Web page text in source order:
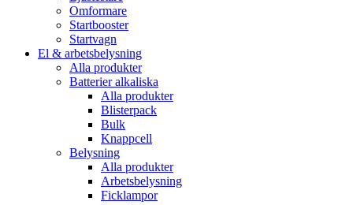
Omformare
Startbooster
Startvagn
El & arbetsbelysning
Alla produkter
Batterier alkaliska
Alla produkter
Blisterpack
Bulk
Knappcell
Belysning
Alla produkter
Arbetsbelysning
Ficklampor